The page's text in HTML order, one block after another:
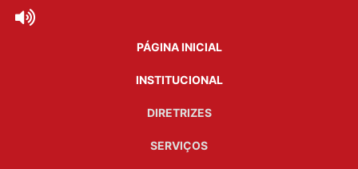
PÁGINA INICIAL
INSTITUCIONAL
DIRETRIZES
SERVIÇOS